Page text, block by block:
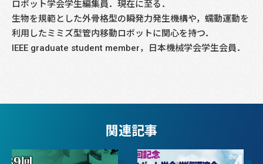
ロボット学会学生編集員．現在に至る．
生物を規範とした外骨格型の瞬発力発生機構や，蠕動運動を
利用したミミズ型管内移動ロボットに関心を持つ．
IEEE graduate student member，日本機械学会学生会員．
関連記事